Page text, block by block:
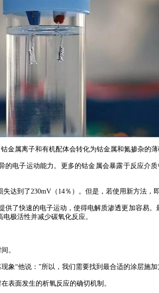
属离子和有机配体会转化为钴金属和氮掺杂的薄
电子运动能力。更多的钴金属会暴露于反应介
到了230mV（14％）。但是，若使用新方法，
了快速的电子运动，使得电解质渗透更加容易
极活性并减少碳氧化反应。
。
“他说：”所以，我们需要找到最合适的涂层施加
表面发生的析氧反应的确切机制。